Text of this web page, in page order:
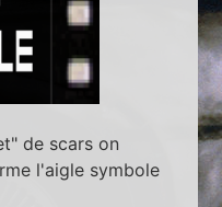
de scars on
l'aigle symbole